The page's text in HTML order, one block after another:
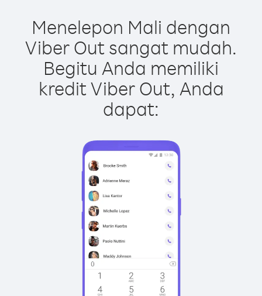
Menelepon Mali dengan
Viber Out sangat mudah.
Begitu Anda memiliki
kredit Viber Out, Anda
dapat: